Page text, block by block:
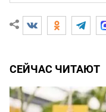
СЕЙЧАС ЧИТАЮТ